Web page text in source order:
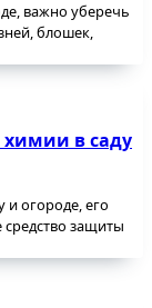
важно уберечь
блошек,
химии в саду
и огороде, его
защиты